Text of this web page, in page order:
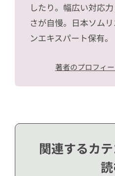
したり。幅広い対応
さが自慢。日本ソム
ンエキスパート保有。
著者のプロフィ
関連するカ